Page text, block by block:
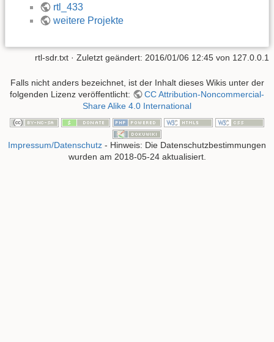
rtl_433
weitere Projekte
rtl-sdr.txt · Zuletzt geändert: 2016/01/06 12:45 von 127.0.0.1
Falls nicht anders bezeichnet, ist der Inhalt dieses Wikis unter der
folgenden Lizenz veröffentlicht:
CC Attribution-Noncommercial-
Share Alike 4.0 International
Impressum/Datenschutz - Hinweis: Die Datenschutzbestimmungen
wurden am 2018-05-24 aktualisiert.